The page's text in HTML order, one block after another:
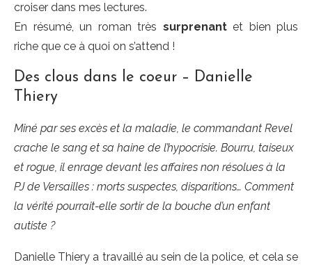
croiser dans mes lectures.
En résumé, un roman très surprenantet bien plus
riche que ce à quoi on s’attend !
Des clous dans le coeur – Danielle
Thiery
Miné par ses excès et la maladie, le commandant Revel
crache le sang et sa haine de l’hypocrisie. Bourru, taiseux
et rogue, il enrage devant les affaires non résolues à la
PJ de Versailles : morts suspectes, disparitions… Comment
la vérité pourrait-elle sortir de la bouche d’un enfant
autiste ?
Danielle Thiery a travaillé au sein de la police, et cela se